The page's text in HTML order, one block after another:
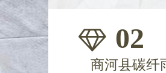
02
商河县碳纤